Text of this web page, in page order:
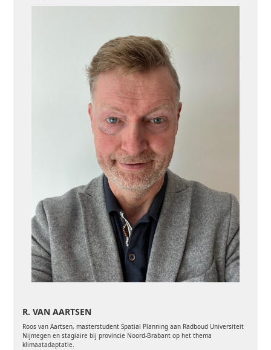
R. VAN AARTSEN
Roos van Aartsen, masterstudent Spatial Planning aan Radboud Universiteit
Nijmegen en stagiaire bij provincie Noord-Brabant op het thema
klimaatadaptatie.